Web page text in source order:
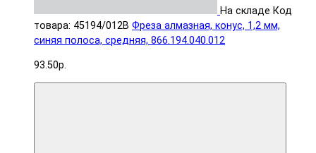
На складе Код
товара: 45194/012B Фреза алмазная, конус, 1,2 мм,
синяя полоса, средняя, 866.194.040.012
93.50р.